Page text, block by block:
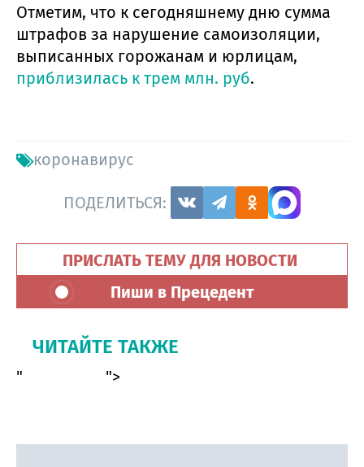
Отметим, что к сегодняшнему дню сумма
штрафов за нарушение самоизоляции,
выписанных горожанам и юрлицам,
приблизилась к трем млн. руб.
коронавирус
ПОДЕЛИТЬСЯ:
ПРИСЛАТЬ ТЕМУ ДЛЯ НОВОСТИ
Пиши в Прецедент
ЧИТАЙТЕ ТАКЖЕ
" ">